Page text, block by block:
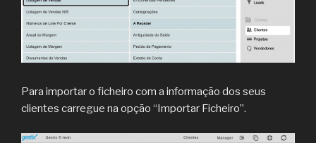
Para importar o ficheiro com a informação dos seus
clientes carregue na opção “Importar Ficheiro”.